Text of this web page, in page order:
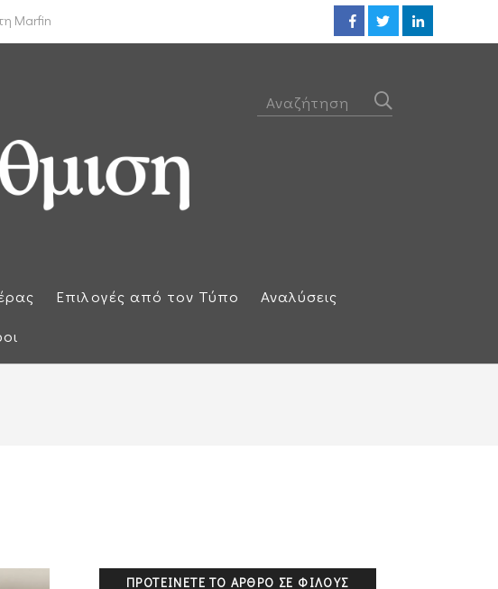
του Ορμούζ Ηλεκτρική διασύνδεση
Επιλογές από τον Τύπο
Αναλύσεις
ΠΡΟΤΕΊΝΕΤΕ ΤΟ ΆΡΘΡΟ ΣΕ ΦΊΛΟΥΣ